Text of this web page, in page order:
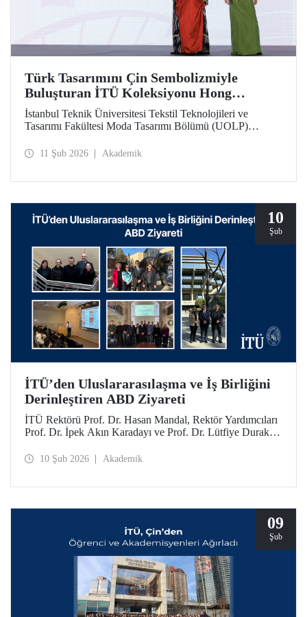
Türk Tasarımını Çin Sembolizmiyle
Buluşturan İTÜ Koleksiyonu Hong
Kong’ta Sergilendi
İstanbul Teknik Üniversitesi Tekstil Teknolojileri ve
Tasarımı Fakültesi Moda Tasarımı Bölümü (UOLP)
tasarlanan ve Öğr. Gör. Dr. Belgin Görgün’ün
Hong Kong Polytechnic University (PolyU) ev
sahipliğinde düzenlenen defilede tanıtıldı.
11 Şub 2026 Akademik
10
Şub
İTÜ’den Uluslararasılaşma ve İş Birliğini
Derinleştiren ABD Ziyareti
İTÜ Rektörü Prof. Dr. Hasan Mandal, Rektör Yardımcıları
Prof. Dr. İpek Akın Karadayı ve Prof. Dr. Lütfiye Durak
ve mezunlarıyla bir araya gelmek için 24-30 Ocak 2026
10 Şub 2026 Akademik
09
Şub